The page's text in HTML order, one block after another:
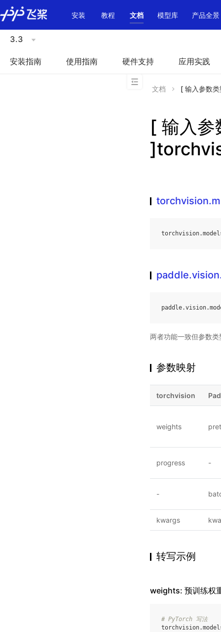
\u200E
安装
教程 文档 模型库 产品全景
3.3
安装指南 使用指南 硬件支持 应用实践
文档 [ 输入参数
[ 输入参
torchvision.
paddle.vision.
两者功能一致但参数
参数映射
torchvision
weights
progress -
-
kwargs
转写示例
weights: 预训练权
# PyTorch 写法
torchvision.